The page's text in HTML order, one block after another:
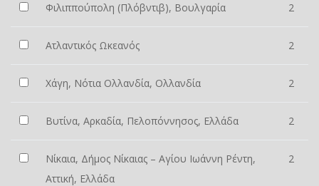
Φιλιππούπολη (Πλόβντιβ), Βουλγαρία 2
Ατλαντικός Ωκεανός 2
Χάγη, Νότια Ολλανδία, Ολλανδία 2
Βυτίνα, Αρκαδία, Πελοπόννησος, Ελλάδα 2
Νίκαια, Δήμος Νίκαιας – Αγίου Ιωάννη Ρέντη,
Αττική, Ελλάδα
2